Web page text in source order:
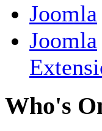
Joomla
Joomla
Who's